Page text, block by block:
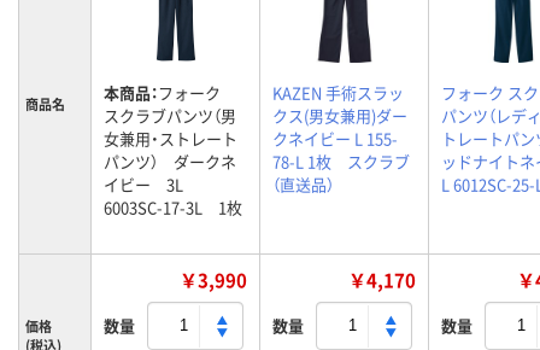
商品名 本商品：フォーク
スクラブパンツ（男
女兼用・ストレート
パンツ） ダークネ
イビー 3L
6003SC-17-3L 1枚
KAZEN 手術スラッ
クス(男女兼用)ダー
クネイビー L 155-
78-L 1枚 スクラブ
（直送品）
フォーク ス
パンツ（レデ
トレートパン
ッドナイト
L 6012SC-25-
価格
(税込)
￥3,990
数量
￥4,170
数量 数量